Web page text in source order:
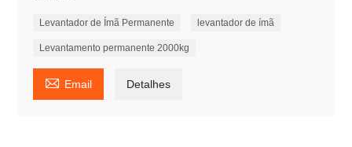
Levantador de Ímã Permanente levantador de ímã
Levantamento permanente 2000kg
 Email Detalhes